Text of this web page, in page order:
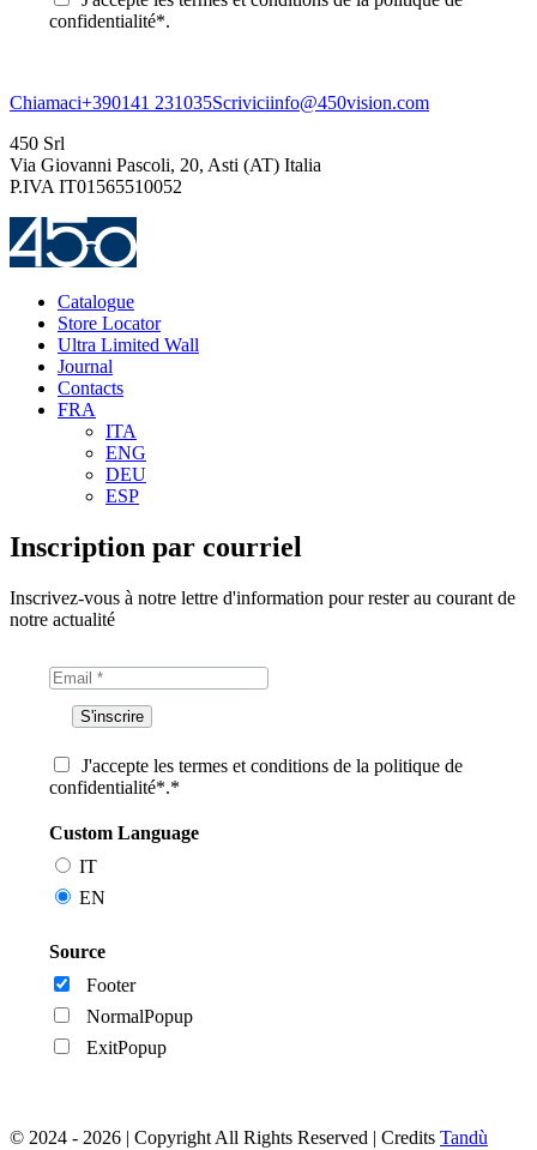
confidentialité*.
Chiamaci+390141 231035Scriviciinfo@450vision.com
450 Srl
Via Giovanni Pascoli, 20, Asti (AT) Italia
P.IVA IT01565510052
Catalogue
Store Locator
Ultra Limited Wall
Journal
Contacts
FRA
ITA
ENG
DEU
ESP
Inscription par courriel
Inscrivez-vous à notre lettre d'information pour rester au courant de
notre actualité
J'accepte les termes et conditions de la politique de
confidentialité*.*
Custom Language
IT
EN
Source
Footer
NormalPopup
ExitPopup
© 2024 - 2026 | Copyright All Rights Reserved | Credits Tandù